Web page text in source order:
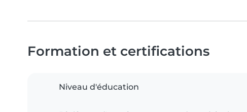
Formation et certifications
Niveau d'éducation